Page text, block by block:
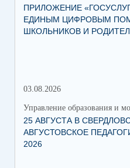
ПРИЛОЖЕНИЕ
ЕДИНЫМ ЦИФРОВЫМ
ШКОЛЬНИКОВ И
03.08.2026
Управление образования и
25 АВГУСТА В
АВГУСТОВСКОЕ
2026